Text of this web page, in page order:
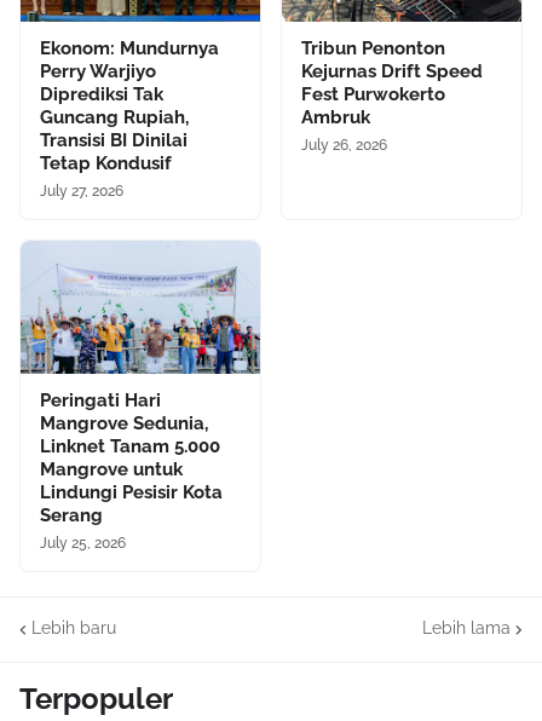
Ekonom: Mundurnya
Perry Warjiyo
Diprediksi Tak
Guncang Rupiah,
Transisi BI Dinilai
Tetap Kondusif
July 27, 2026
Tribun Penonton
Kejurnas Drift Speed
Fest Purwokerto
Ambruk
July 26, 2026
Peringati Hari
Mangrove Sedunia,
Linknet Tanam 5.000
Mangrove untuk
Lindungi Pesisir Kota
Serang
July 25, 2026
Lebih baru Lebih lama
Terpopuler